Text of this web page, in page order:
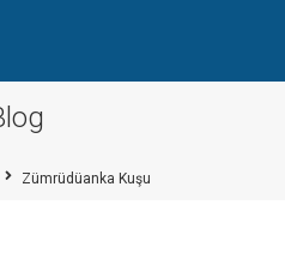
Zümrüdüanka Kuşu